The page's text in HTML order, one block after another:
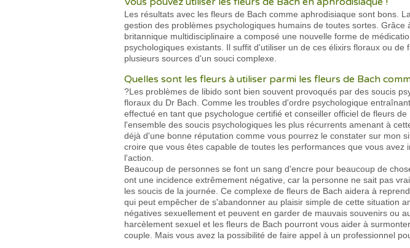
Les résultats avec les fleurs de Bach comme aphrodisiaque sont bons.
gestion des problèmes psychologiques humains de toutes sortes.
britannique multidisciplinaire a composé une nouvelle forme de
psychologiques existants. Il suffit d'utiliser un de ces élixirs floraux ou
plusieurs sources d'un souci complexe.
Quelles sont les fleurs à utiliser parmi les fleurs de Bach
?Les problèmes de libido sont bien souvent provoqués par des soucis
floraux du Dr Bach. Comme les troubles d'ordre psychologique
effectué en tant que psychologue certifié et conseiller officiel de fleurs
l'ensemble des soucis psychologiques les plus récurrents amenant à
déjà d'une bonne réputation comme vous pourrez le constater sur mon
croire que vous êtes capable de toutes les performances que vous
l'action.
Beaucoup de personnes se font un sang d'encre pour beaucoup de
ont une incidence extrêmement négative, car la personne ne sait pas
les soucis de la journée. Ce complexe de fleurs de Bach aidera à
qui peut empêcher de s'abandonner au plaisir simple de cette situation
négatives sexuellement et peuvent en garder de mauvais souvenirs ou
harcèlement sexuel et les fleurs de Bach pourront vous aider à
couple. Mais vous avez la possibilité de faire appel à un professionnel